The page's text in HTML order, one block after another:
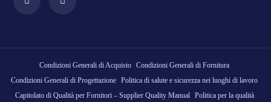
Condizioni Generali di Acquisto Condizioni Generali di Fornitura
Condizioni Generali di Progettazione Politica di salute e sicurezza nei luoghi di lavoro
Capitolato di Qualità per Fornitori – Supplier Quality Manual
Politica per la qualità